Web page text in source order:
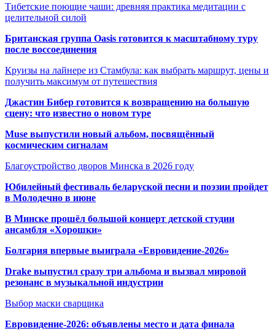
Тибетские поющие чаши: древняя практика медитации с
целительной силой
Британская группа Oasis готовится к масштабному туру
после воссоединения
Круизы на лайнере из Стамбула: как выбрать маршрут, цены и
получить максимум от путешествия
Джастин Бибер готовится к возвращению на большую
сцену: что известно о новом туре
Muse выпустили новый альбом, посвящённый
космическим сигналам
Благоустройство дворов Минска в 2026 году
Юбилейный фестиваль беларуской песни и поэзии пройдет
в Молодечно в июне
В Минске прошёл большой концерт детской студии
ансамбля «Хорошки»
Болгария впервые выиграла «Евровидение-2026»
Drake выпустил сразу три альбома и вызвал мировой
резонанс в музыкальной индустрии
Выбор маски сварщика
Евровидение-2026: объявлены место и дата финала